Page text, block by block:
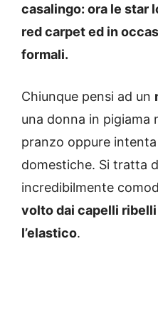
casalingo: ora le star
red carpet ed in
formali.
Chiunque pensi ad un
una donna in pigiama
pranzo oppure
domestiche. Si tratta
incredibilmente
volto dai capelli
l’elastico.